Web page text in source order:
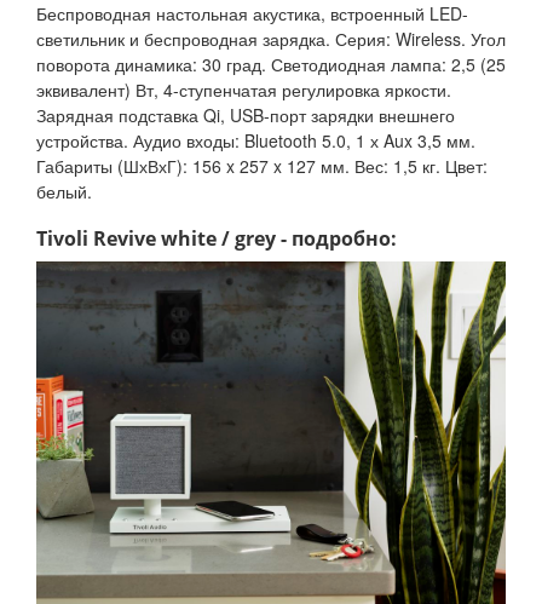
Беспроводная настольная акустика, встроенный LED-
светильник и беспроводная зарядка. Серия: Wireless. Угол
поворота динамика: 30 град. Светодиодная лампа: 2,5 (25
эквивалент) Вт, 4-ступенчатая регулировка яркости.
Зарядная подставка Qi, USB-порт зарядки внешнего
устройства. Аудио входы: Bluetooth 5.0, 1 х Aux 3,5 мм.
Габариты (ШхВхГ): 156 x 257 x 127 мм. Вес: 1,5 кг. Цвет:
белый.
Tivoli Revive white / grey - подробно: